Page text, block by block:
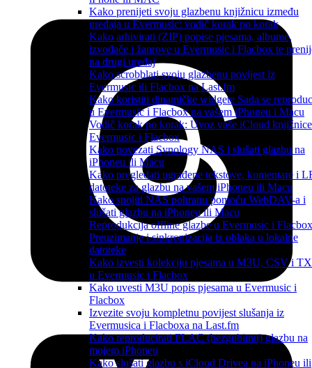
Kako prenijeti svoju glazbenu knjižnicu između
uređaja u Evermusic: vodič korak po korak
Kako arhivirati (ZIP) popise pjesama, albume,
izvođače i žanrove u Evermusic i Flacbox te
na drugi uređaj
Kako scrobblati svoju glazbenu povijest iz
Evermusic ili Flacbox na Last.fm
Kako koristiti dinamičke widgete Sada se
u Evermusic i Flacbox na vašem iPhoneu i Macu
Vodič korak po korak: Uvoz vaše iCloud
Evermusic i Flacbox
Kako povezati Synology NAS i slušati glazbu na
iPhoneu ili Macu
Kako pregledati ugrađene tekstove, komentare i
datoteke za glazbu na vašem iPhoneu ili Macu
Kako spojiti NAS pohranu pomoću WebDAV-a i
slušati glazbu na iPhoneu ili Macu
Reprodukcija offline glazbe u Evermusic i
Preuzimanje i sinkronizacija iz oblaka u lokalne
datoteke
Kako izvesti kolekciju pjesama u M3U, CSV i
u Evermusic i Flacbox
Kako uvesti M3U popis pjesama u Evermusic i
Flacbox
Izvezite svoju kompletnu povijest slušanja iz
Evermusica i Flacboxa na Last.fm
Kako reproducirati FLAC (bezgubitnu) glazbu na
mojem iPhoneu
Kako slušati glazbu s iCloud Drivea na iPhoneu ili